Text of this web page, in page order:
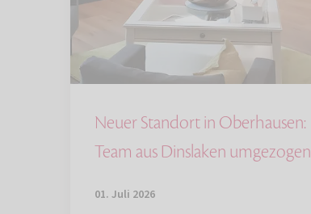
Neuer Standort in Oberhausen:
Team aus Dinslaken umgezogen
01. Juli 2026